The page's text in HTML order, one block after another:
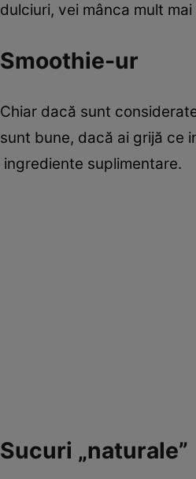
dulciuri, vei mânca mult
Smoothie-ur
Chiar dacă sunt
sunt bune, dacă ai grijă ce
ingrediente suplimentare.
Sucuri „naturale”